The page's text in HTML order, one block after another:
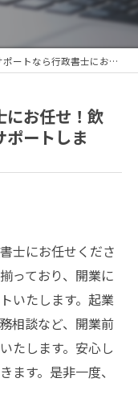
行政書士にお任せ！飲食店業界の専門家が徹底サポートします。
にお任せ！飲
ポートしま
士にお任せくださ
っており、開業に
いたします。起業
相談など、開業前
たします。安心し
ます。是非一度、